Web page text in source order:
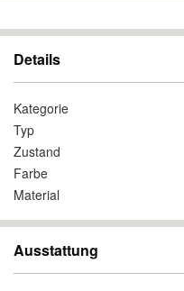
Details
Kategorie
Typ
Zustand
Farbe
Material
Ausstattung